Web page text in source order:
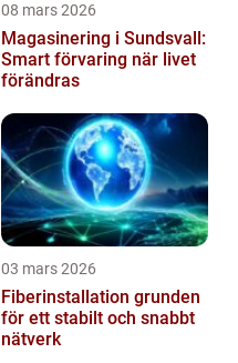
08 mars 2026
Magasinering i Sundsvall:
Smart förvaring när livet
förändras
03 mars 2026
Fiberinstallation grunden
för ett stabilt och snabbt
nätverk